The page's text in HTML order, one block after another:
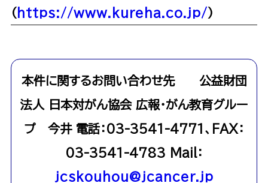
（ https://www.kureha.co.jp/ ）
本件に関するお問い合わせ先公益財団
法人 日本対がん協会 広報・がん教育グルー
プ 今井 電話：03-3541-4771、FAX：
03-3541-4783 Mail：
jcskouhou@jcancer.jp